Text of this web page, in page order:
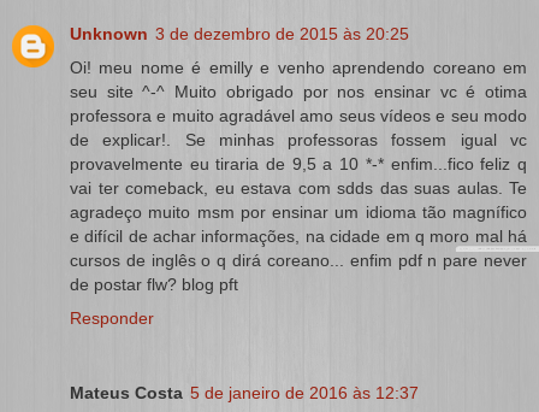
Unknown 3 de dezembro de 2015 às 20:25
Oi! meu nome é emilly e venho aprendendo coreano em
seu site ^-^ Muito obrigado por nos ensinar vc é otima
professora e muito agradável amo seus vídeos e seu modo
de explicar!. Se minhas professoras fossem igual vc
provavelmente eu tiraria de 9,5 a 10 *-* enfim...fico feliz q
vai ter comeback, eu estava com sdds das suas aulas. Te
agradeço muito msm por ensinar um idioma tão magnífico
e difícil de achar informações, na cidade em q moro mal há
cursos de inglês o q dirá coreano... enfim pdf n pare never
de postar flw? blog pft
Responder
Mateus Costa 5 de janeiro de 2016 às 12:37